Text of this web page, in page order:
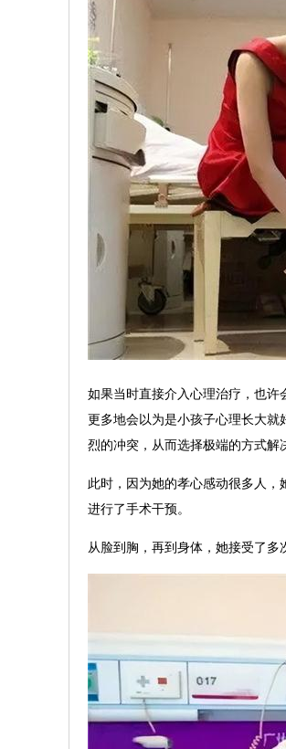
如果当时直接介入心理治疗，也
更多地会以为是小孩子心理长大
烈的冲突，从而选择极端的方式解
此时，因为她的孝心感动很多人
进行了手术干预。
从脸到胸，再到身体，她接受了